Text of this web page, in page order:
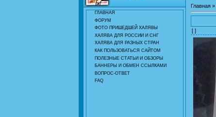
ГЛАВНАЯ
ФОРУМ
ФОТО ПРИШЕДШЕЙ ХАЛЯВЫ
ХАЛЯВА ДЛЯ РОССИИ И СНГ
ХАЛЯВА ДЛЯ РАЗНЫХ СТРАН
КАК ПОЛЬЗОВАТЬСЯ САЙТОМ
ПОЛЕЗНЫЕ СТАТЬИ И ОБЗОРЫ
БАННЕРЫ И ОБМЕН ССЫЛКАМИ
ВОПРОС-ОТВЕТ
FAQ
Главная »
[ ]